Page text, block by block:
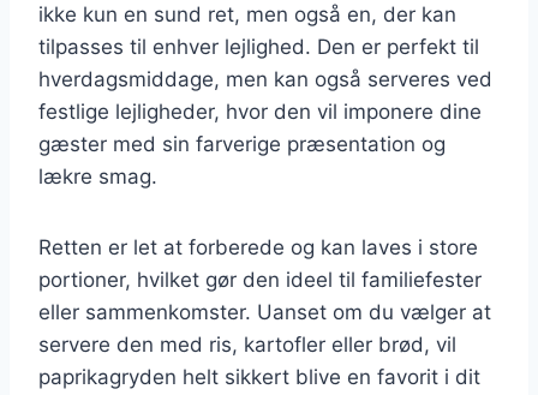
ikke kun en sund ret, men også en, der kan
tilpasses til enhver lejlighed. Den er perfekt til
hverdagsmiddage, men kan også serveres ved
festlige lejligheder, hvor den vil imponere dine
gæster med sin farverige præsentation og
lækre smag.
Retten er let at forberede og kan laves i store
portioner, hvilket gør den ideel til familiefester
eller sammenkomster. Uanset om du vælger at
servere den med ris, kartofler eller brød, vil
paprikagryden helt sikkert blive en favorit i dit